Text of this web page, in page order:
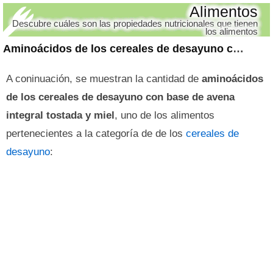
Aminoácidos de los cereales de desayuno con base de avena integral tostada y miel
Alimentos
Descubre cuáles son las propiedades nutricionales que tienen
los alimentos
A coninuación, se muestran la cantidad de aminoácidos
de los cereales de desayuno con base de avena
integral tostada y miel, uno de los alimentos
pertenecientes a la categoría de de los cereales de
desayuno: